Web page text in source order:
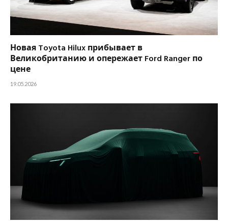
Новая Toyota Hilux прибывает в
Великобританию и опережает Ford Ranger по
цене
19.05.2026